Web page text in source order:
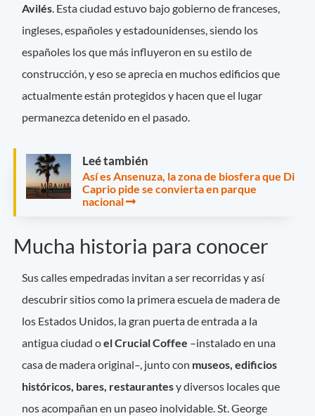
Avilés . Esta ciudad estuvo bajo gobierno de franceses,
ingleses, españoles y estadounidenses, siendo los
españoles los que más influyeron en su estilo de
construcción, y eso se aprecia en muchos edificios que
actualmente están protegidos y hacen que el lugar
permanezca detenido en el pasado.
Leé también
Así es Ansenuza, la zona de biosfera que Di
Caprio pide se convierta en parque
nacional
Mucha historia para conocer
Sus calles empedradas invitan a ser recorridas y así
descubrir sitios como la primera escuela de madera de
los Estados Unidos, la gran puerta de entrada a la
antigua ciudad oel Crucial Coffee –instalado en una
casa de madera original–, junto con museos, edificios
históricos, bares, restaurantesy diversos locales que
nos acompañan en un paseo inolvidable. St. George